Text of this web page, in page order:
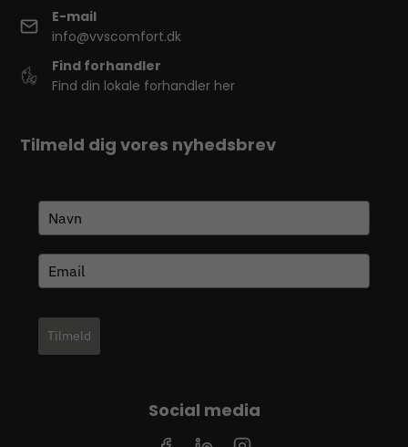
E-mail
info@vvscomfort.dk
Find forhandler
Find din lokale forhandler her
Tilmeld dig vores nyhedsbrev
Tilmeld
Social media